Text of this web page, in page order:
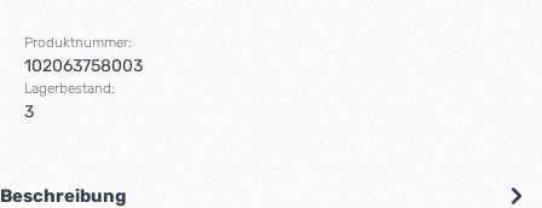
Produktnummer:
102063758003
Lagerbestand:
3
Beschreibung